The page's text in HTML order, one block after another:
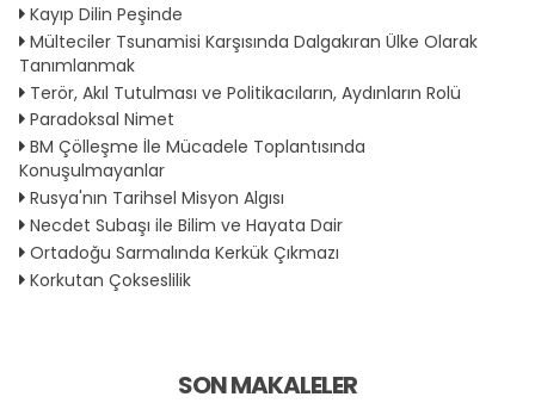
Kayıp Dilin Peşinde
Mülteciler Tsunamisi Karşısında Dalgakıran Ülke Olarak
Tanımlanmak
Terör, Akıl Tutulması ve Politikacıların, Aydınların Rolü
Paradoksal Nimet
BM Çölleşme İle Mücadele Toplantısında
Konuşulmayanlar
Rusya'nın Tarihsel Misyon Algısı
Necdet Subaşı ile Bilim ve Hayata Dair
Ortadoğu Sarmalında Kerkük Çıkmazı
Korkutan Çokseslilik
SON MAKALELER